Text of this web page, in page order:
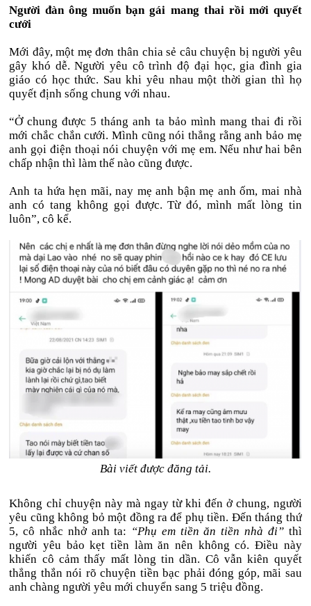
Người đàn ông muốn bạn gái mang thai rồi mới quyết
cưới
Mới đây, một mẹ đơn thân chia sẻ câu chuyện bị người yêu
gây khó dễ. Người yêu cô trình độ đại học, gia đình gia
giáo có học thức. Sau khi yêu nhau một thời gian thì họ
quyết định sống chung với nhau.
“Ở chung được 5 tháng anh ta bảo mình mang thai đi rồi
mới chắc chắn cưới. Mình cũng nói thẳng rằng anh bảo mẹ
anh gọi điện thoại nói chuyện với mẹ em. Nếu như hai bên
chấp nhận thì làm thế nào cũng được.
Anh ta hứa hẹn mãi, nay mẹ anh bận mẹ anh ốm, mai nhà
anh có tang không gọi được. Từ đó, mình mất lòng tin
luôn”, cô kể.
Bài viết được đăng tải.
Không chỉ chuyện này mà ngay từ khi đến ở chung, người
yêu cũng không bỏ một đồng ra để phụ tiền. Đến tháng thứ
5, cô nhắc nhở anh ta: “Phụ em tiền ăn tiền nhà đi”thì
người yêu bảo kẹt tiền làm ăn nên không có. Điều này
khiến cô cảm thấy mất lòng tin dần. Cô vẫn kiên quyết
thẳng thắn nói rõ chuyện tiền bạc phải đóng góp, mãi sau
anh chàng người yêu mới chuyển sang 5 triệu đồng.